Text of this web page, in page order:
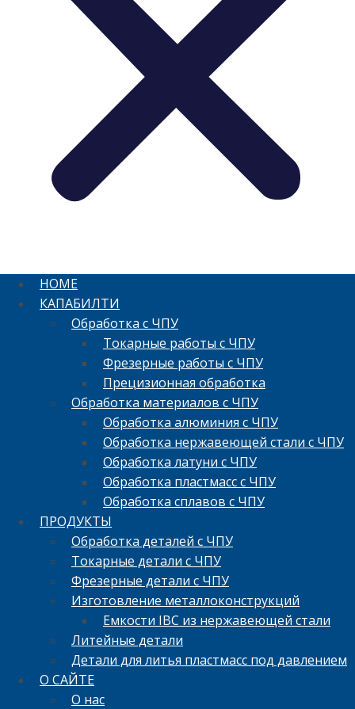
HOME
КАПАБИЛТИ
Обработка с ЧПУ
Токарные работы с ЧПУ
Фрезерные работы с ЧПУ
Прецизионная обработка
Обработка материалов с ЧПУ
Обработка алюминия с ЧПУ
Обработка нержавеющей стали с ЧПУ
Обработка латуни с ЧПУ
Обработка пластмасс с ЧПУ
Обработка сплавов с ЧПУ
ПРОДУКТЫ
Обработка деталей с ЧПУ
Токарные детали с ЧПУ
Фрезерные детали с ЧПУ
Изготовление металлоконструкций
Емкости IBC из нержавеющей стали
Литейные детали
Детали для литья пластмасс под давлением
О САЙТЕ
О нас